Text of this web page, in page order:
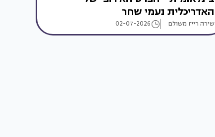
האדריכלית נעמי שחר
שירה רייז משולם 02-07-2026